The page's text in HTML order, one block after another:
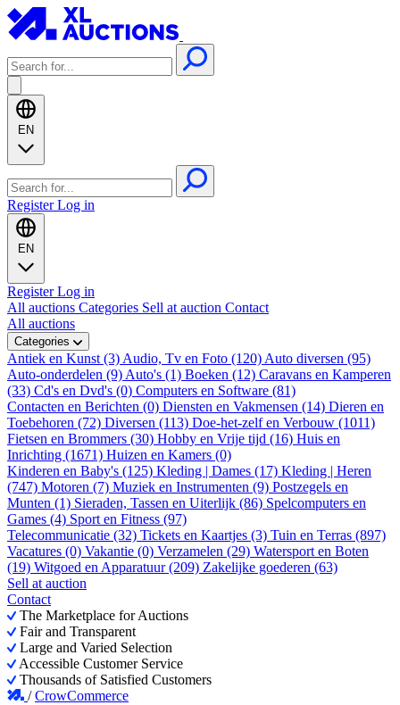
EN
RegisterLog in
EN
RegisterLog in
All auctions Categories Sell at auction Contact
All auctions
Categories
Antiek en Kunst (3) Audio, Tv en Foto (120) Auto diversen (95)
Auto-onderdelen (9) Auto's (1) Boeken (12) Caravans en Kamperen
(33) Cd's en Dvd's (0) Computers en Software (81)
Contacten en Berichten (0) Diensten en Vakmensen (14) Dieren en
Toebehoren (72) Diversen (113) Doe-het-zelf en Verbouw (1011)
Fietsen en Brommers (30) Hobby en Vrije tijd (16) Huis en
Inrichting (1671) Huizen en Kamers (0)
Kinderen en Baby's (125) Kleding | Dames (17) Kleding | Heren
(747) Motoren (7) Muziek en Instrumenten (9) Postzegels en
Munten (1) Sieraden, Tassen en Uiterlijk (86) Spelcomputers en
Games (4) Sport en Fitness (97)
Telecommunicatie (32) Tickets en Kaartjes (3) Tuin en Terras (897)
Vacatures (0) Vakantie (0) Verzamelen (29) Watersport en Boten
(19) Witgoed en Apparatuur (209) Zakelijke goederen (63)
Sell at auction
Contact
The Marketplace for Auctions
Fair and Transparent
Large and Varied Selection
Accessible Customer Service
Thousands of Satisfied Customers
/CrowCommerce